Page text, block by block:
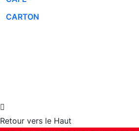
CARTON
Retour vers le Haut